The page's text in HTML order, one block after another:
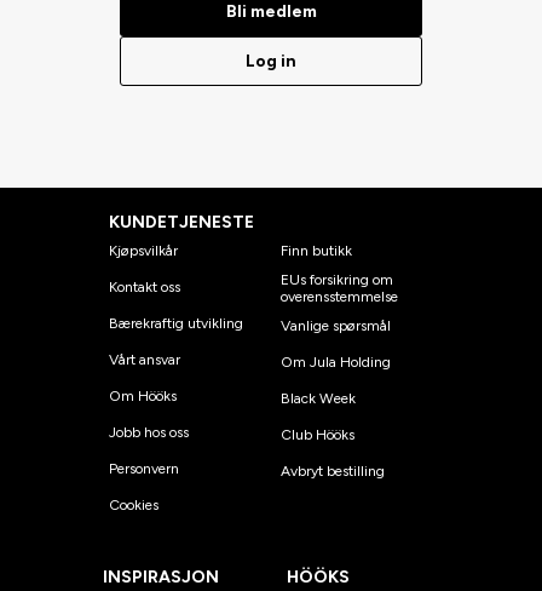
Bli medlem
Log in
KUNDETJENESTE
Kjøpsvilkår
Kontakt oss
Bærekraftig utvikling
Vårt ansvar
Om Hööks
Jobb hos oss
Personvern
Cookies
Finn butikk
EUs forsikring om
overensstemmelse
Vanlige spørsmål
Om Jula Holding
Black Week
Club Hööks
Avbryt bestilling
INSPIRASJON HÖÖKS